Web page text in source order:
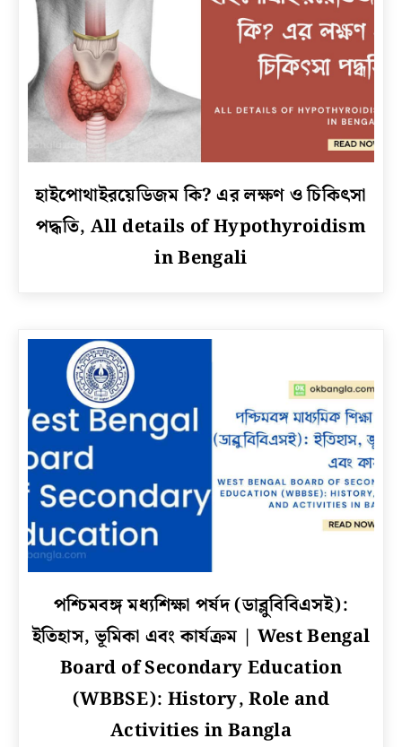
link
হাইপোথাইরয়েডিজম
চিকিৎসা
details
of
Hypothyroidism
in
Bengali
হাইপোথাইরয়েডিজম কি? এর লক্ষণ ও চিকিৎসা
পদ্ধতি, All details of Hypothyroidism
in Bengali
to
পশ্চিমবঙ্গ
মধ্যশিক্ষা
(ডাব্লুবিবিএসই):
পশ্চিমবঙ্গ মধ্যশিক্ষা পর্ষদ (ডাব্লুবিবিএসই):
ইতিহাস, ভূমিকা এবং কার্যক্রম | West Bengal
Board of Secondary Education
(WBBSE): History, Role and
Activities in Bangla